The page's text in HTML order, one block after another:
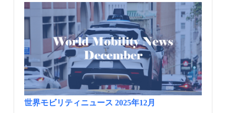
環境の高質化、コミュニティライフの改善、都
市構造とのつながりの強化を図っています。モ
ビリティハブのデザインにおいてもアンコーツ
グリーンとの関係性が強く意識されており、緑
道と一体となったデザインやアンコーツグリー
ンを見渡すカフェなどに利用できる商用スペー
スが確保されています。 モビリティの機能面か
らもこのコンセプトを支えるため、居住空間か
ら駐車場や車動線を分離し、移動を自動車から
徒歩や自転車などのアクティブトラベルへとリ
バランスする役割を担う考え方に基づいた仕様
となっています。単なるモビリティ機能の集約
拠点としての機能にとどまらず、まちの中でモ
分析した結果、LTNエリア内ではNO2の濃度が
5.7％、境界エリアでは8.9％減少していまし
た。 住民の交通手段の転換ランベス地区におけ
るLTNの導入後、LTN内の住民の1年間の平均運
転距離が0.7km/日減少した一方、ランベス地区
のほかの地区の住民の年平均運転距離は0.6km/
日増加していました。 LTN導入地域では外周道
路やLTN未導入地域と比較してNO2濃度が低
く、大気質が改善していることが示されている
（出典③） 街頭犯罪の減少ウォルサム・フォレ
ストでは、LTN導入後3年で街頭犯罪が18%減少
しており、特に暴力犯罪と性犯罪が減少してい
ました。また、隣接地域で犯罪件数が増加する
回） 日本のMMの実務と研究に関わる様々な
情報交換を支援することを目的として、 一般
社団法人 日本モビリティ・マネジメント会議よ
り配信するニューズレターです。・MM関連ニ
ュース（毎月） 国内外のMM関連の最新情報
を一覧にしてお届けします。・MM関連情報
（不定期） 皆様よりいただいた関連イベント
等の情報を配信します。・JCOMM関連情報 毎
年開催しているJCOMMの大会情報や参加情報を
いち早くお届けします。
では大規模な再開発も行われています。 バス
ターミナルの周辺には商業施設や公共施設が立
地していることから、バスターミナルの再生は
公共交通の機能強化にとどまらず、商業・公共
施設も含めたまち全体の機能のアップデートに
つながっています。また、マンチェスターの中
心部と郊外のバスターミナルを結ぶ路線や、郊
外バスターミナル同士を結ぶ路線は、Bee
Networkへの統合以降サービスレベルを向上さ
せており、日中でも12分以下という高頻度で運
行されています。 曲線を描いた屋根とガラス張
りの開放的な待合室が特徴的な、マンチェスタ
ー郊外のバスターミナル（出典①） 実施内容
世界モビリティニュース 2025年12月